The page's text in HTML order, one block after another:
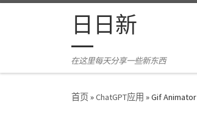
Skip to content日日新
在这里每天分享一些新东西
首页»ChatGPT应用 »Gif Animator